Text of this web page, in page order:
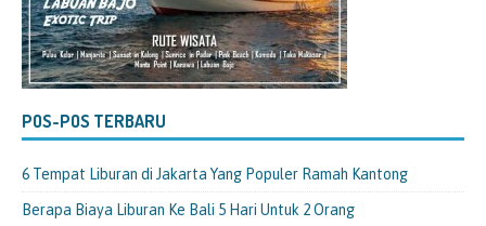
POS-POS TERBARU
6 Tempat Liburan di Jakarta Yang Populer Ramah Kantong
Berapa Biaya Liburan Ke Bali 5 Hari Untuk 2 Orang